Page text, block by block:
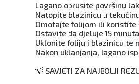
Lagano obrusite površinu
Natopite blazinicu u
Omotajte folijom ili koristite
Ostavite da djeluje 15
Uklonite foliju i blazinicu te
Nakon uklanjanja, lagano
💡 SAVJETI ZA NAJBOLJI